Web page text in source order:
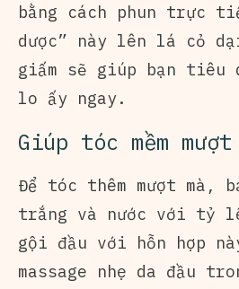
bằng cách phun trực
dược” này lên lá cỏ
giấm sẽ giúp bạn tiêu
lo ấy ngay.
Giúp tóc mềm mượt
Để tóc thêm mượt mà,
trắng và nước với tỷ
gội đầu với hỗn hợp
massage nhẹ da đầu